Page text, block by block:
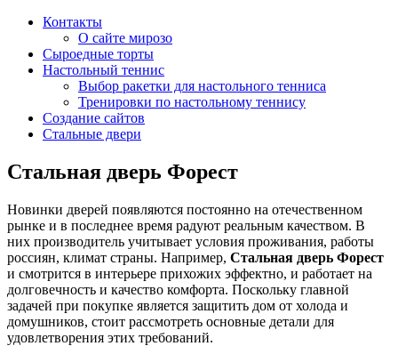
Контакты
О сайте мирозо
Сыроедные торты
Настольный теннис
Выбор ракетки для настольного тенниса
Тренировки по настольному теннису
Создание сайтов
Стальные двери
Стальная дверь Форест
Новинки дверей появляются постоянно на отечественном
рынке и в последнее время радуют реальным качеством. В
них производитель учитывает условия проживания, работы
россиян, климат страны. Например, Стальная дверь Форест
и смотрится в интерьере прихожих эффектно, и работает на
долговечность и качество комфорта. Поскольку главной
задачей при покупке является защитить дом от холода и
домушников, стоит рассмотреть основные детали для
удовлетворения этих требований.